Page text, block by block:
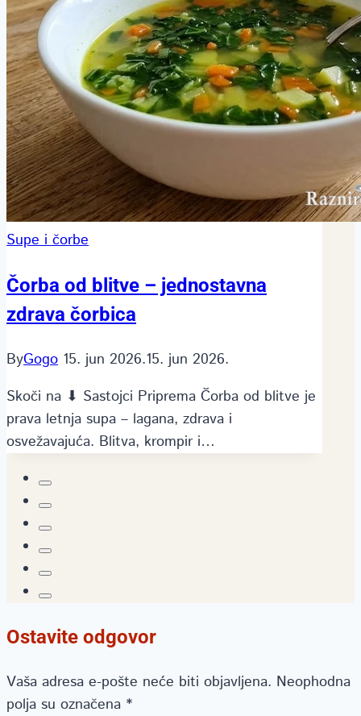
Supe i čorbe
Čorba od blitve – jednostavna
zdrava čorbica
ByGogo 15. jun 2026.15. jun 2026.
Skoči na ⬇ Sastojci Priprema Čorba od blitve je
prava letnja supa – lagana, zdrava i
osvežavajuća. Blitva, krompir i…
Ostavite odgovor
Vaša adresa e-pošte neće biti objavljena. Neophodna
polja su označena *